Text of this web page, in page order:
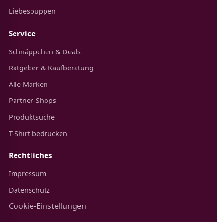
Liebespuppen
Service
Schnäppchen & Deals
Ratgeber & Kaufberatung
Alle Marken
Partner-Shops
Produktsuche
T-Shirt bedrucken
Rechtliches
Impressum
Datenschutz
Cookie-Einstellungen